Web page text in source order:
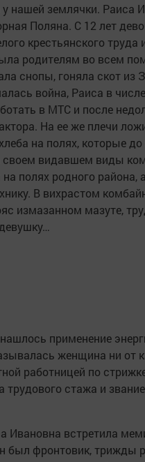
нашей землячки. Раиса
Поляна. С 12 лет
крестьянского труда
родителям во всем
снопы, гоняла скот из
война, Раиса в
в МТС и после
На ее же плечи
на полях, которые до
своем видавшем виды
полях родного района,
В вихрастом
измазанном мазуте,
применение
женщина ни от
работницей по
трудового стажа и
Ивановна встретила
был фронтовик, трижды